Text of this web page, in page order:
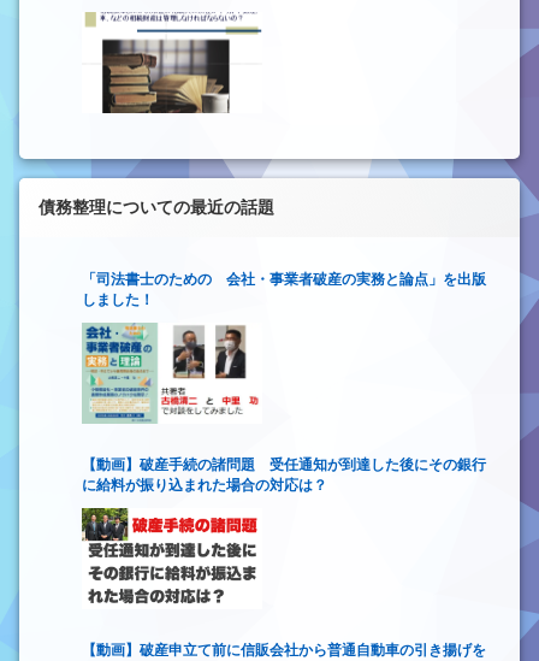
債務整理についての最近の話題
「司法書士のための 会社・事業者破産の実務と論点」を出版
しました！
【動画】破産手続の諸問題 受任通知が到達した後にその銀行
に給料が振り込まれた場合の対応は？
【動画】破産申立て前に信販会社から普通自動車の引き揚げを